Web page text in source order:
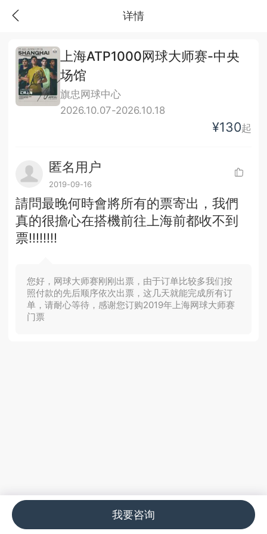
详情
上海ATP1000网球大师赛-中央
场馆
旗忠网球中心
2026.10.07-2026.10.18
¥130起
匿名用户
2019-09-16
請問最晚何時會將所有的票寄出，我們
真的很擔心在搭機前往上海前都收不到
票!!!!!!!!
您好，网球大师赛刚刚出票，由于订单比较多我们按
照付款的先后顺序依次出票，这几天就能完成所有订
单，请耐心等待，感谢您订购2019年上海网球大师赛
门票
我要咨询